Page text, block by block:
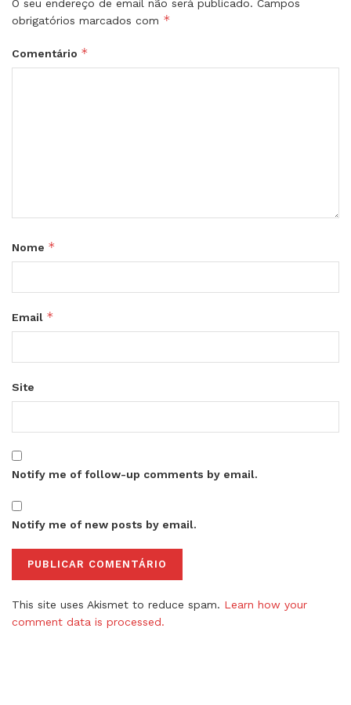
O seu endereço de email não será publicado. Campos
obrigatórios marcados com *
Comentário *
Nome *
Email *
Site
Notify me of follow-up comments by email.
Notify me of new posts by email.
This site uses Akismet to reduce spam. Learn how your
comment data is processed.